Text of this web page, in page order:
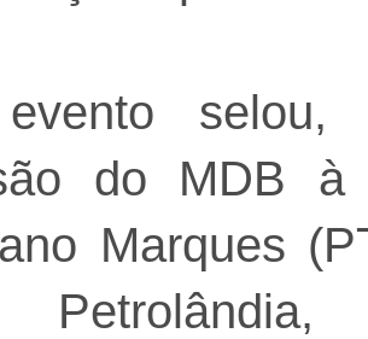
selou,
do MDB à
Marques